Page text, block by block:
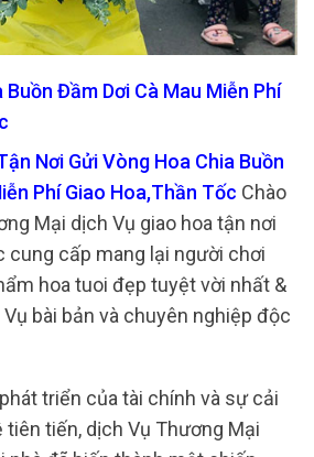
Buồn Đầm Dơi Cà Mau Miễn Phí
Nơi Gửi Vòng Hoa Chia Buồn
Phí Giao Hoa,Thần Tốc Chào
Mại dịch Vụ giao hoa tận nơi
cung cấp mang lại người chơi
hoa tuoi đẹp tuyệt vời nhất &
bài bản và chuyên nghiệp độc
triển của tài chính và sự cải
tiến, dịch Vụ Thương Mại